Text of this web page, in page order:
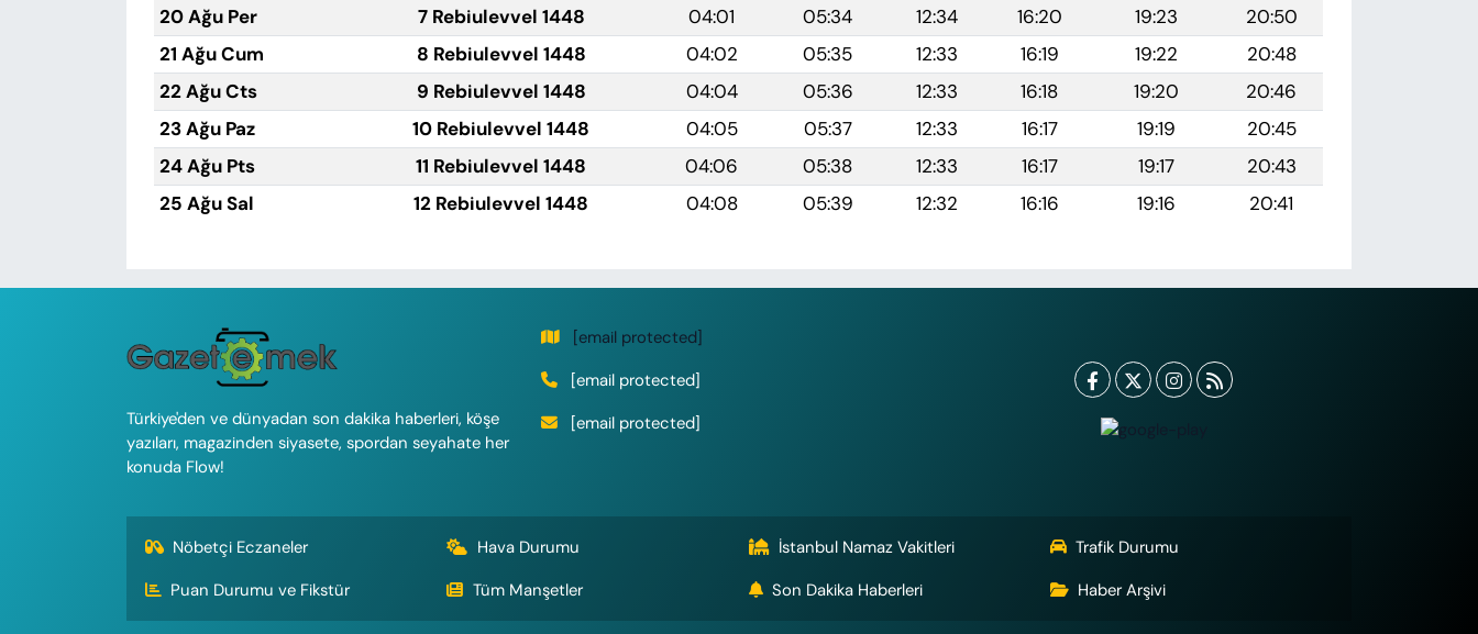
20 Ağu Per
7 Rebiulevvel 1448 04:01 05:34 12:34 16:20 19:23
20:50
21 Ağu Cum
8 Rebiulevvel 1448 04:02 05:35 12:33 16:19 19:22
20:48
22 Ağu Cts
9 Rebiulevvel 1448 04:04 05:36 12:33 16:18 19:20
20:46
23 Ağu Paz
10 Rebiulevvel 1448 04:05 05:37 12:33 16:17 19:19
20:45
24 Ağu Pts
11 Rebiulevvel 1448 04:06 05:38 12:33 16:17 19:17
20:43
25 Ağu Sal
12 Rebiulevvel 1448 04:08 05:39 12:32 16:16 19:16 20:41
Türkiye'den ve dünyadan son dakika haberleri, köşe
yazıları, magazinden siyasete, spordan seyahate her
konuda Flow!
[email protected]
[email protected]
[email protected]
Nöbetçi Eczaneler Hava Durumu İstanbul Namaz Vakitleri
Trafik Durumu
Puan Durumu ve Fikstür
Tüm Manşetler Son Dakika Haberleri Haber Arşivi